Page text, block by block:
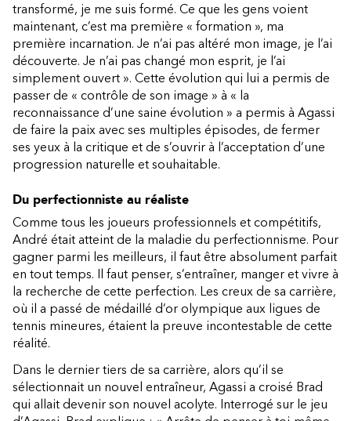
transformé, je me suis formé. Ce que les gens voient
maintenant, c’est ma première « formation », ma
première incarnation. Je n’ai pas altéré mon image, je l’ai
découverte. Je n’ai pas changé mon esprit, je l’ai
simplement ouvert ». Cette évolution qui lui a permis de
passer de « contrôle de son image » à « la
reconnaissance d’une saine évolution » a permis à Agassi
de faire la paix avec ses multiples épisodes, de fermer
ses yeux à la critique et de s’ouvrir à l’acceptation d’une
progression naturelle et souhaitable.
Du perfectionniste au réaliste
Comme tous les joueurs professionnels et compétitifs,
André était atteint de la maladie du perfectionnisme. Pour
gagner parmi les meilleurs, il faut être absolument parfait
en tout temps. Il faut penser, s’entraîner, manger et vivre à
la recherche de cette perfection. Les creux de sa carrière,
où il a passé de médaillé d’or olympique aux ligues de
tennis mineures, étaient la preuve incontestable de cette
réalité.
Dans le dernier tiers de sa carrière, alors qu’il se
sélectionnait un nouvel entraîneur, Agassi a croisé Brad
qui allait devenir son nouvel acolyte. Interrogé sur le jeu